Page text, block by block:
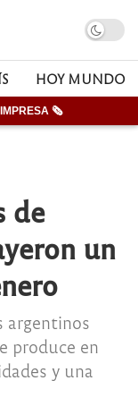
HOY MUNDO
IMPRESA 🗞
de
un
argentinos
produce en
y una